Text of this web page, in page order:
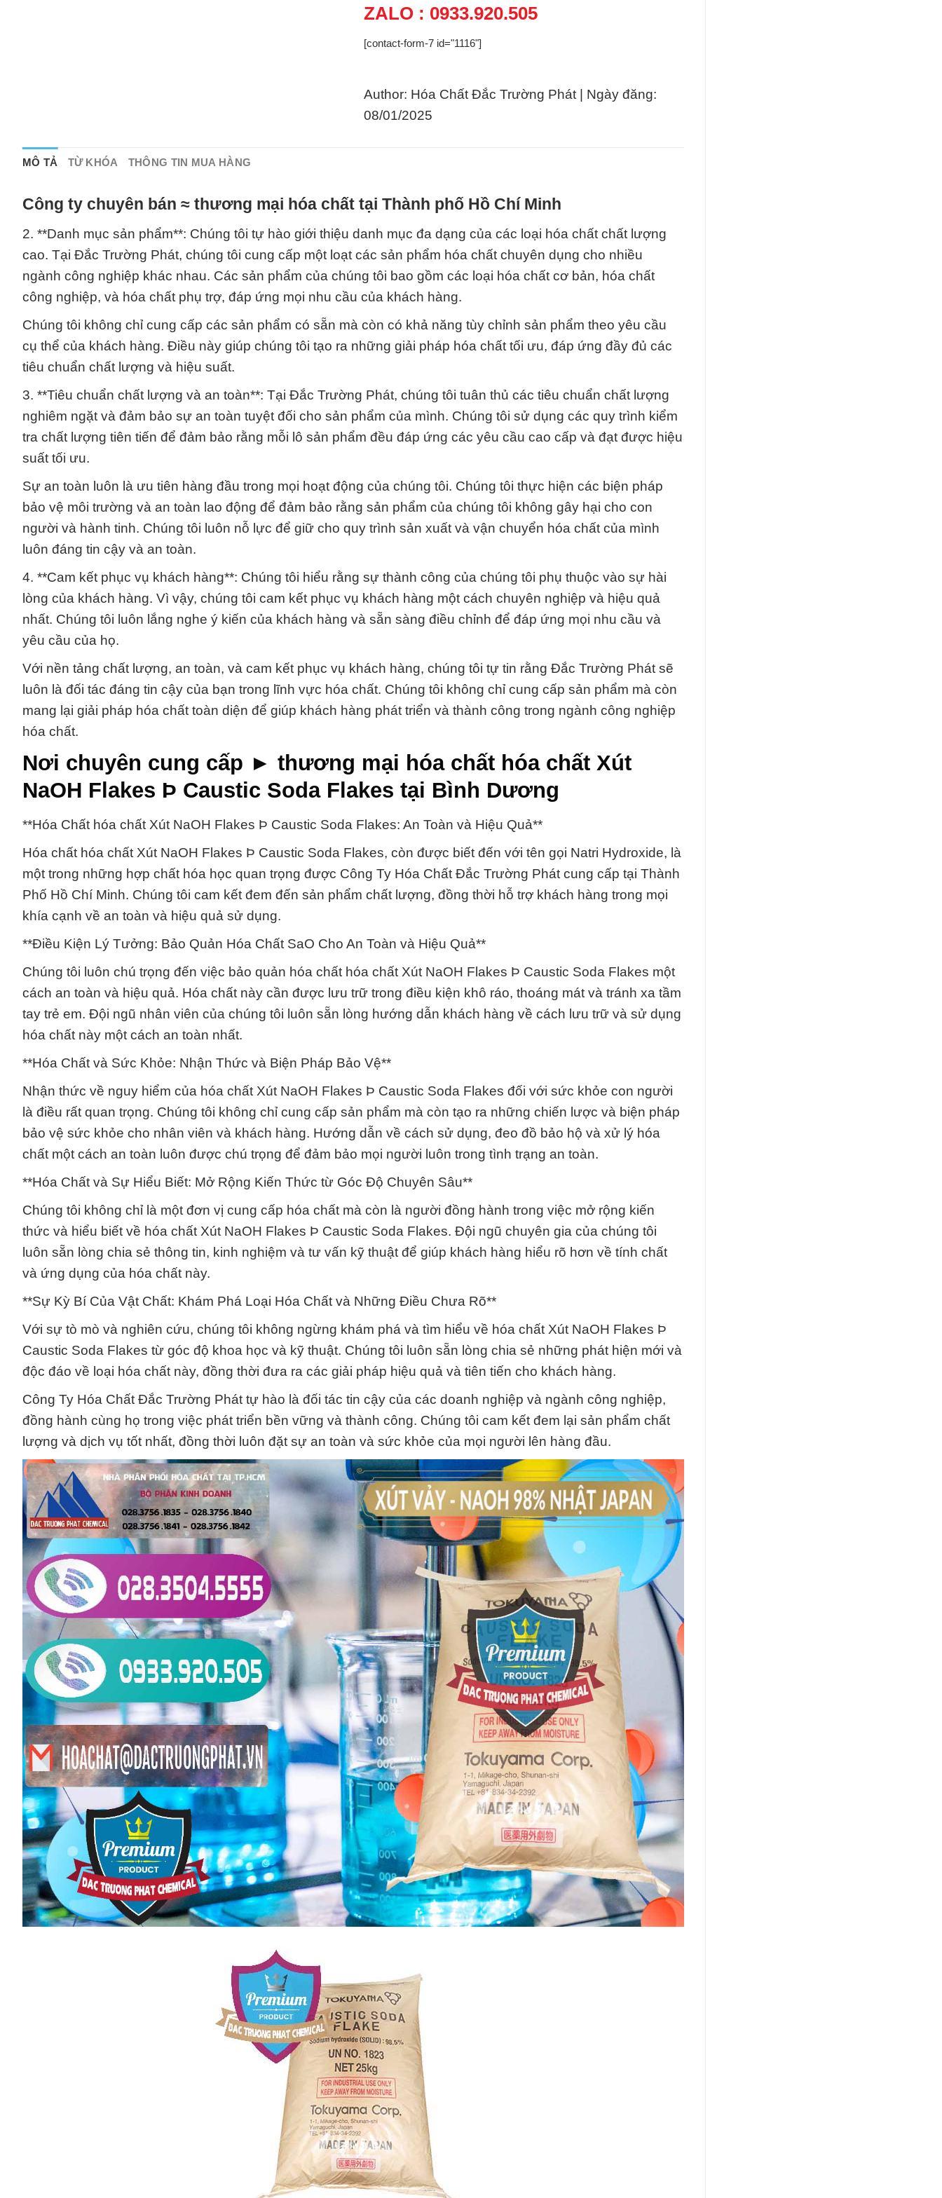
ZALO : 0933.920.505
[contact-form-7 id="1116"]
Author: Hóa Chất Đắc Trường Phát | Ngày đăng:
08/01/2025
MÔ TẢ TỪ KHÓA THÔNG TIN MUA HÀNG
Công ty chuyên bán ≈ thương mại hóa chất tại Thành phố Hồ Chí Minh
2. **Danh mục sản phẩm**: Chúng tôi tự hào giới thiệu danh mục đa dạng của các loại hóa chất chất lượng
cao. Tại Đắc Trường Phát, chúng tôi cung cấp một loạt các sản phẩm hóa chất chuyên dụng cho nhiều
ngành công nghiệp khác nhau. Các sản phẩm của chúng tôi bao gồm các loại hóa chất cơ bản, hóa chất
công nghiệp, và hóa chất phụ trợ, đáp ứng mọi nhu cầu của khách hàng.
Chúng tôi không chỉ cung cấp các sản phẩm có sẵn mà còn có khả năng tùy chỉnh sản phẩm theo yêu cầu
cụ thể của khách hàng. Điều này giúp chúng tôi tạo ra những giải pháp hóa chất tối ưu, đáp ứng đầy đủ các
tiêu chuẩn chất lượng và hiệu suất.
3. **Tiêu chuẩn chất lượng và an toàn**: Tại Đắc Trường Phát, chúng tôi tuân thủ các tiêu chuẩn chất lượng
nghiêm ngặt và đảm bảo sự an toàn tuyệt đối cho sản phẩm của mình. Chúng tôi sử dụng các quy trình kiểm
tra chất lượng tiên tiến để đảm bảo rằng mỗi lô sản phẩm đều đáp ứng các yêu cầu cao cấp và đạt được hiệu
suất tối ưu.
Sự an toàn luôn là ưu tiên hàng đầu trong mọi hoạt động của chúng tôi. Chúng tôi thực hiện các biện pháp
bảo vệ môi trường và an toàn lao động để đảm bảo rằng sản phẩm của chúng tôi không gây hại cho con
người và hành tinh. Chúng tôi luôn nỗ lực để giữ cho quy trình sản xuất và vận chuyển hóa chất của mình
luôn đáng tin cậy và an toàn.
4. **Cam kết phục vụ khách hàng**: Chúng tôi hiểu rằng sự thành công của chúng tôi phụ thuộc vào sự hài
lòng của khách hàng. Vì vậy, chúng tôi cam kết phục vụ khách hàng một cách chuyên nghiệp và hiệu quả
nhất. Chúng tôi luôn lắng nghe ý kiến của khách hàng và sẵn sàng điều chỉnh để đáp ứng mọi nhu cầu và
yêu cầu của họ.
Với nền tảng chất lượng, an toàn, và cam kết phục vụ khách hàng, chúng tôi tự tin rằng Đắc Trường Phát sẽ
luôn là đối tác đáng tin cậy của bạn trong lĩnh vực hóa chất. Chúng tôi không chỉ cung cấp sản phẩm mà còn
mang lại giải pháp hóa chất toàn diện để giúp khách hàng phát triển và thành công trong ngành công nghiệp
hóa chất.
Nơi chuyên cung cấp ► thương mại hóa chất hóa chất Xút
NaOH Flakes Þ Caustic Soda Flakes tại Bình Dương
**Hóa Chất hóa chất Xút NaOH Flakes Þ Caustic Soda Flakes: An Toàn và Hiệu Quả**
Hóa chất hóa chất Xút NaOH Flakes Þ Caustic Soda Flakes, còn được biết đến với tên gọi Natri Hydroxide, là
một trong những hợp chất hóa học quan trọng được Công Ty Hóa Chất Đắc Trường Phát cung cấp tại Thành
Phố Hồ Chí Minh. Chúng tôi cam kết đem đến sản phẩm chất lượng, đồng thời hỗ trợ khách hàng trong mọi
khía cạnh về an toàn và hiệu quả sử dụng.
**Điều Kiện Lý Tưởng: Bảo Quản Hóa Chất SaO Cho An Toàn và Hiệu Quả**
Chúng tôi luôn chú trọng đến việc bảo quản hóa chất hóa chất Xút NaOH Flakes Þ Caustic Soda Flakes một
cách an toàn và hiệu quả. Hóa chất này cần được lưu trữ trong điều kiện khô ráo, thoáng mát và tránh xa tầm
tay trẻ em. Đội ngũ nhân viên của chúng tôi luôn sẵn lòng hướng dẫn khách hàng về cách lưu trữ và sử dụng
hóa chất này một cách an toàn nhất.
**Hóa Chất và Sức Khỏe: Nhận Thức và Biện Pháp Bảo Vệ**
Nhận thức về nguy hiểm của hóa chất Xút NaOH Flakes Þ Caustic Soda Flakes đối với sức khỏe con người
là điều rất quan trọng. Chúng tôi không chỉ cung cấp sản phẩm mà còn tạo ra những chiến lược và biện pháp
bảo vệ sức khỏe cho nhân viên và khách hàng. Hướng dẫn về cách sử dụng, đeo đồ bảo hộ và xử lý hóa
chất một cách an toàn luôn được chú trọng để đảm bảo mọi người luôn trong tình trạng an toàn.
**Hóa Chất và Sự Hiểu Biết: Mở Rộng Kiến Thức từ Góc Độ Chuyên Sâu**
Chúng tôi không chỉ là một đơn vị cung cấp hóa chất mà còn là người đồng hành trong việc mở rộng kiến
thức và hiểu biết về hóa chất Xút NaOH Flakes Þ Caustic Soda Flakes. Đội ngũ chuyên gia của chúng tôi
luôn sẵn lòng chia sẻ thông tin, kinh nghiệm và tư vấn kỹ thuật để giúp khách hàng hiểu rõ hơn về tính chất
và ứng dụng của hóa chất này.
**Sự Kỳ Bí Của Vật Chất: Khám Phá Loại Hóa Chất và Những Điều Chưa Rõ**
Với sự tò mò và nghiên cứu, chúng tôi không ngừng khám phá và tìm hiểu về hóa chất Xút NaOH Flakes Þ
Caustic Soda Flakes từ góc độ khoa học và kỹ thuật. Chúng tôi luôn sẵn lòng chia sẻ những phát hiện mới và
độc đáo về loại hóa chất này, đồng thời đưa ra các giải pháp hiệu quả và tiên tiến cho khách hàng.
Công Ty Hóa Chất Đắc Trường Phát tự hào là đối tác tin cậy của các doanh nghiệp và ngành công nghiệp,
đồng hành cùng họ trong việc phát triển bền vững và thành công. Chúng tôi cam kết đem lại sản phẩm chất
lượng và dịch vụ tốt nhất, đồng thời luôn đặt sự an toàn và sức khỏe của mọi người lên hàng đầu.